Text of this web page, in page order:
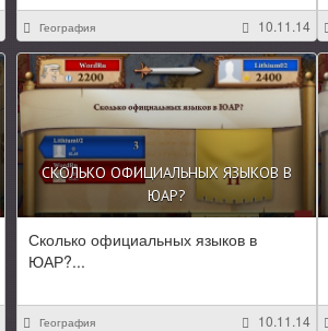
География 10.11.14
СКОЛЬКО ОФИЦИАЛЬНЫХ ЯЗЫКОВ В
ЮАР?
Сколько официальных языков в
ЮАР?...
География 10.11.14